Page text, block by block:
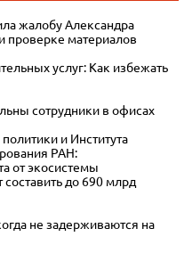
жалобу Александра
проверке материалов
услуг: Как избежать
сотрудники в офисах
и Института
РАН:
от экосистемы
до 690 млрд
не задерживаются на